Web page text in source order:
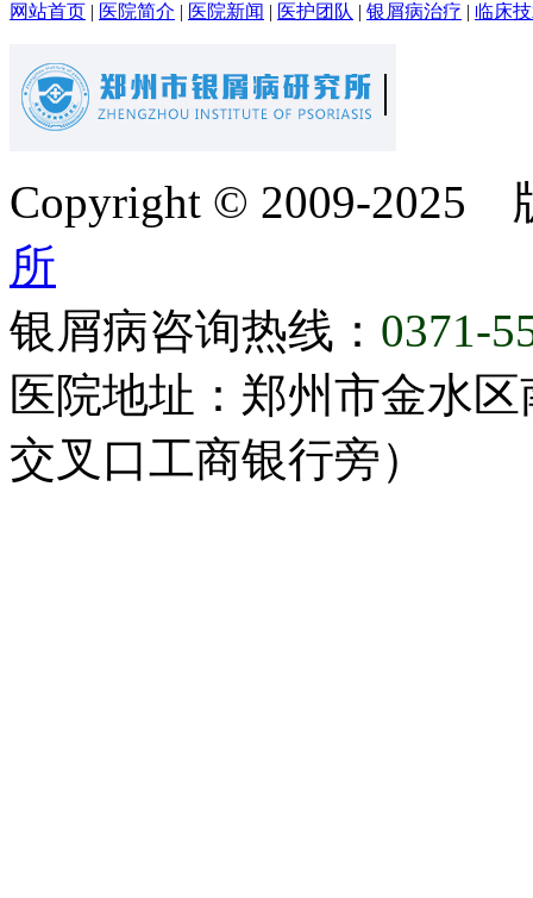
网站首页 | 医院简介 | 医院新闻 | 医护团队 | 银屑病治疗 | 临床
Copyright © 2009-2025
所
银屑病咨询热线： 0371-
医院地址：郑州市金水
交叉口工商银行旁）